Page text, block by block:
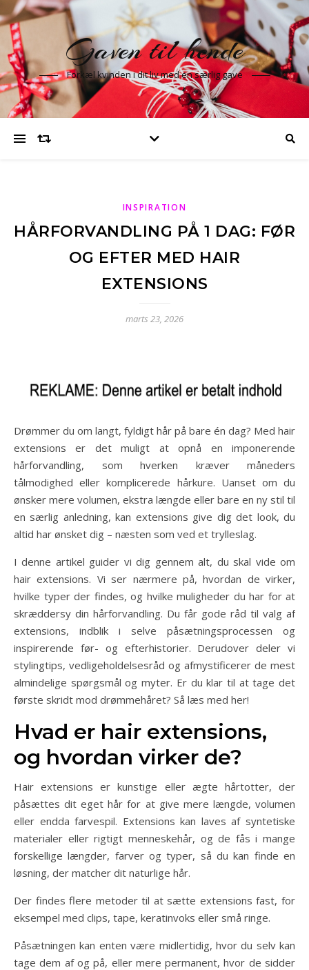
Gaven til hende
Forkæl kvinden i dit liv med en særlig gave
INSPIRATION
HÅRFORVANDLING PÅ 1 DAG: FØR
OG EFTER MED HAIR
EXTENSIONS
marts 23, 2026
Drømmer du om langt, fyldigt hår på bare én dag? Med hair
extensions er det muligt at opnå en imponerende
hårforvandling, som hverken kræver måneders
tålmodighed eller komplicerede hårkure. Uanset om du
ønsker mere volumen, ekstra længde eller bare en ny stil til
en særlig anledning, kan extensions give dig det look, du
altid har ønsket dig – næsten som ved et trylleslag.
I denne artikel guider vi dig gennem alt, du skal vide om
hair extensions. Vi ser nærmere på, hvordan de virker,
hvilke typer der findes, og hvilke muligheder du har for at
skræddersy din hårforvandling. Du får gode råd til valg af
extensions, indblik i selve påsætningsprocessen og
inspirerende før- og efterhistorier. Derudover deler vi
stylingtips, vedligeholdelsesråd og afmystificerer de mest
almindelige spørgsmål og myter. Er du klar til at tage det
første skridt mod drømmehåret? Så læs med her!
Hvad er hair extensions,
og hvordan virker de?
Hair extensions er kunstige eller ægte hårtotter, der
påsættes dit eget hår for at give mere længde, volumen
eller endda farvespil. Extensions kan laves af syntetiske
materialer eller rigtigt menneskehår, og de fås i mange
forskellige længder, farver og typer, så du kan finde en
løsning, der matcher dit naturlige hår.
Der findes flere metoder til at sætte extensions fast, for
eksempel med clips, tape, keratinvoks eller små ringe.
Påsætningen kan enten være midlertidig, hvor du selv kan
tage dem af og på, eller mere permanent, hvor de sidder